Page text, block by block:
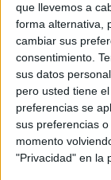
que llevemos a
forma alternativa,
cambiar sus
consentimiento.
sus datos
pero usted tiene
preferencias se
sus preferencias
momento
"Privacidad" en la
Según recoge
del Ministerio
notificación
que ha recurrido
como
La publicación,
por la Dirección
varios